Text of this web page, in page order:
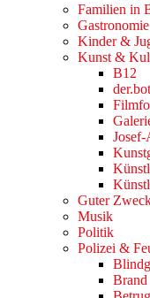
Familien in
Gastronomie
Kinder &
Kunst &
B12
Guter
Musik
Politik
Polizei &
Brand